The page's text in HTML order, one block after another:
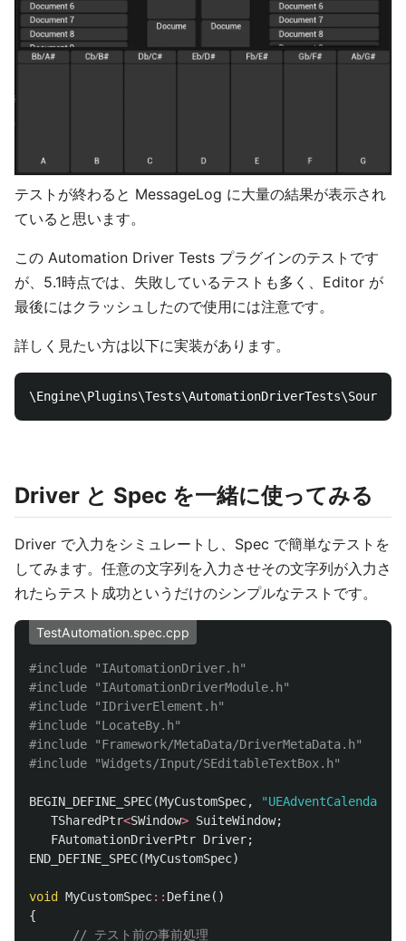
テストが終わると MessageLog に大量の結果が表示され
ていると思います。
この Automation Driver Tests プラグインのテストです
が、5.1時点では、失敗しているテストも多く、Editor が
最後にはクラッシュしたので使用には注意です。
詳しく見たい方は以下に実装があります。
Driver と Spec を一緒に使ってみる
Driver で入力をシミュレートし、Spec で簡単なテストを
してみます。任意の文字列を入力させその文字列が入力さ
れたらテスト成功というだけのシンプルなテストです。
TestAutomation.spec.cpp
#include
"IAutomationDriver.h"
#include
"IAutomationDriverModule.h"
#include
"IDriverElement.h"
#include
"LocateBy.h"
#include
"Framework/MetaData/DriverMetaData.h"
#include
"Widgets/Input/SEditableTextBox.h"
BEGIN_DEFINE_SPEC(MyCustomSpec,
TSharedPtr<SWindow> SuiteWindow;
FAutomationDriverPtr Driver;
END_DEFINE_SPEC(MyCustomSpec)
void MyCustomSpec:: Define()
{
// テスト前の事前処理